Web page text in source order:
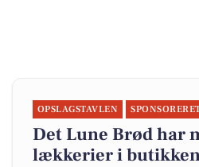
OPSLAGSTAVLEN
Det Lune Brød har
lækkerier i